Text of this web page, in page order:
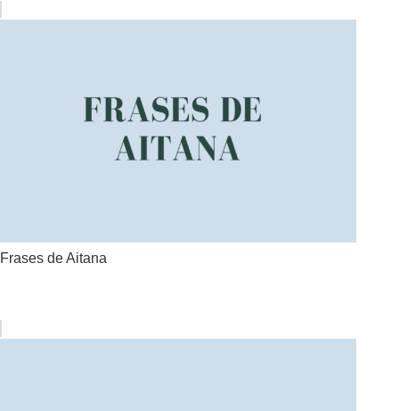
Frases de Aitana